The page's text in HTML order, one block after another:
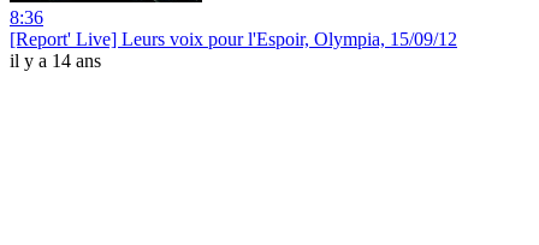
8:36
[Report' Live] Leurs voix pour l'Espoir, Olympia, 15/09/12
il y a 14 ans